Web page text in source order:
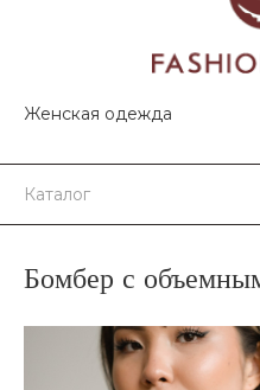
Женская одежда
Каталог
Бомбер с